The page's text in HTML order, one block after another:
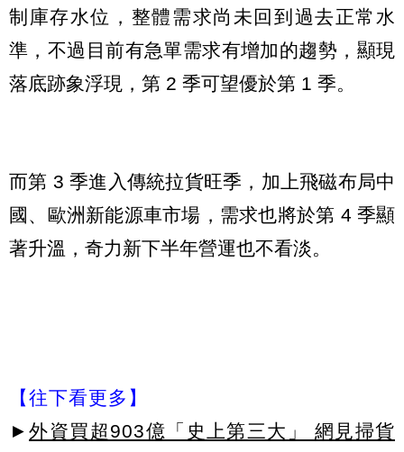
制庫存水位，整體需求尚未回到過去正常水
準，不過目前有急單需求有增加的趨勢，顯現
落底跡象浮現，第 2 季可望優於第 1 季。
而第 3 季進入傳統拉貨旺季，加上飛磁布局中
國、歐洲新能源車市場，需求也將於第 4 季顯
著升溫，奇力新下半年營運也不看淡。
【往下看更多】
► 外資買超903億「史上第三大」 網見掃貨